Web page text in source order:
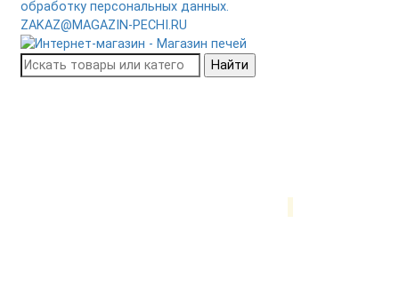
обработку персональных данных.
ZAKAZ@MAGAZIN-PECHI.RU
Найти